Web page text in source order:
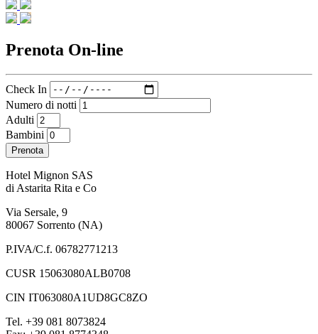
Prenota On-line
Check In
Numero di notti
Adulti
Bambini
Prenota
Hotel Mignon SAS
di Astarita Rita e Co
Via Sersale, 9
80067 Sorrento (NA)
P.IVA/C.f. 06782771213
CUSR 15063080ALB0708
CIN IT063080A1UD8GC8ZO
Tel. +39 081 8073824